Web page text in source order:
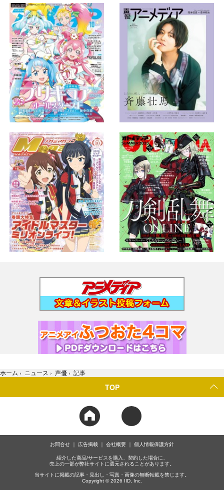
ホーム › ニュース › 声優 › 記事
TOP
お問合せ 広告掲載 会社概要 個人情報保護方針
紹介した商品/サービスを購入、契約した場合に、
売上の一部が弊社サイトに還元されることがあります。
当サイトに掲載の記事・見出し・写真・画像の無断転載を禁じます。
Copyright © 2026 IID, Inc.